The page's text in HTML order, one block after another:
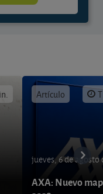
Artículo
jueves, 6 de agosto
AXA: Nuevo